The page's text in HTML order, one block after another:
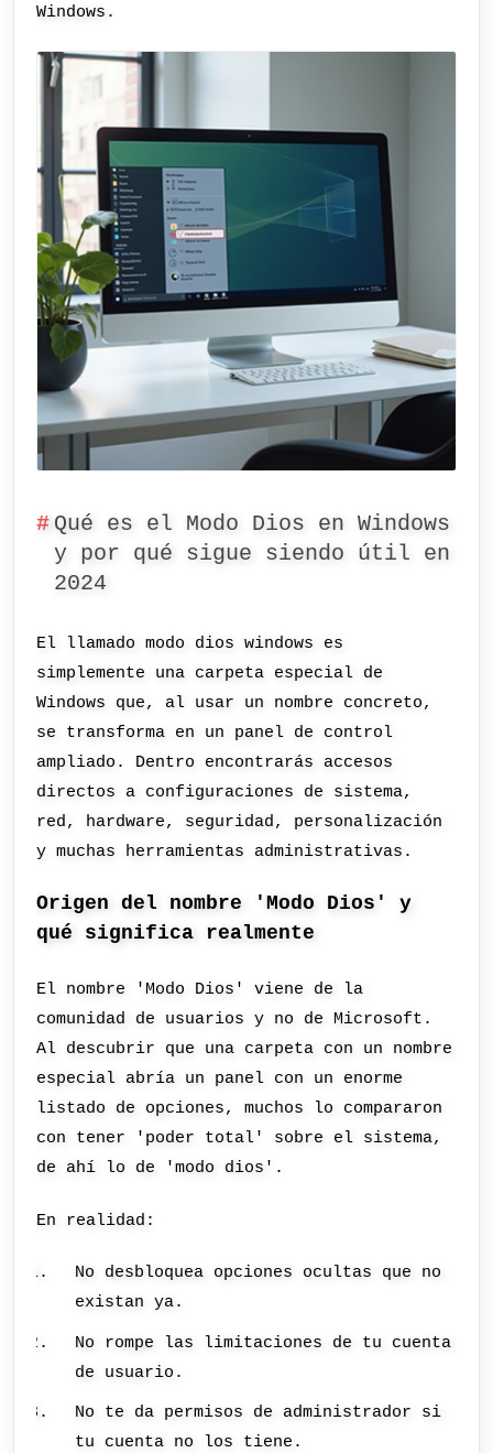
Windows.
Qué es el Modo Dios en Windows
y por qué sigue siendo útil en
2024
El llamado modo dios windows es
simplemente una carpeta especial de
Windows que, al usar un nombre concreto,
se transforma en un panel de control
ampliado. Dentro encontrarás accesos
directos a configuraciones de sistema,
red, hardware, seguridad, personalización
y muchas herramientas administrativas.
Origen del nombre 'Modo Dios' y
qué significa realmente
El nombre 'Modo Dios' viene de la
comunidad de usuarios y no de Microsoft.
Al descubrir que una carpeta con un nombre
especial abría un panel con un enorme
listado de opciones, muchos lo compararon
con tener 'poder total' sobre el sistema,
de ahí lo de 'modo dios'.
En realidad:
No desbloquea opciones ocultas que no
existan ya.
No rompe las limitaciones de tu cuenta
de usuario.
No te da permisos de administrador si
tu cuenta no los tiene.